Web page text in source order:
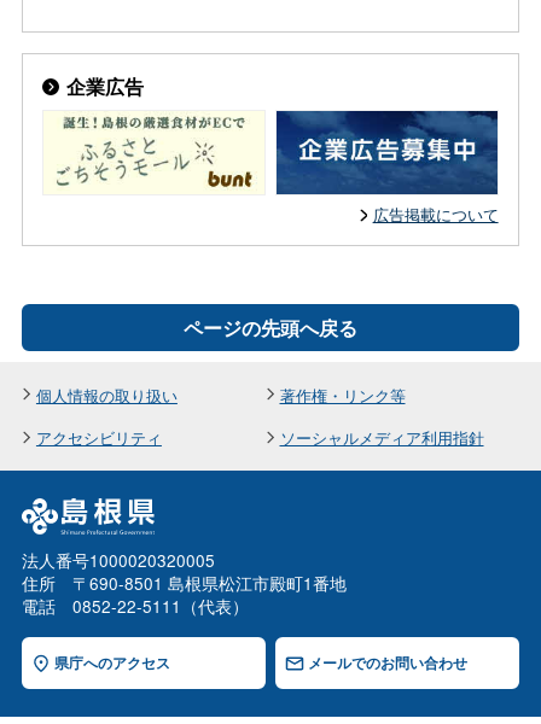
企業広告
広告掲載について
ページの先頭へ戻る
個人情報の取り扱い
著作権・リンク等
アクセシビリティ
ソーシャルメディア利用指針
法人番号1000020320005
住所 〒690-8501 島根県松江市殿町1番地
電話 0852-22-5111（代表）
県庁へのアクセス メールでのお問い合わせ